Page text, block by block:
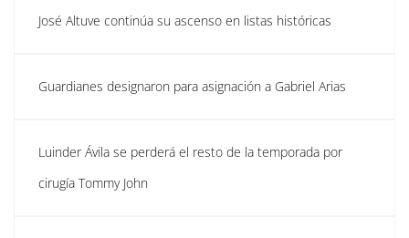
José Altuve continúa su ascenso en listas históricas
Guardianes designaron para asignación a Gabriel Arias
Luinder Ávila se perderá el resto de la temporada por
cirugía Tommy John